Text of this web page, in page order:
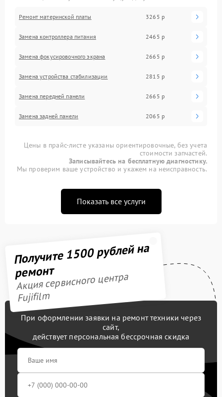
Ремонт материнской платы 3265 р
Замена контроллера питания 2465 р
Замена фокусировочного экрана 2665 р
Замена устройства стабилизации 2815 р
Замена передней панели 2665 р
Замена задней панели 2065 р
Цены в прайс-листе указаны ориентировочные, без учета
стоимости запчастей.
Записывайтесь на бесплатную диагностику.
Мы проверим ваше устройство и укажем на неисправность.
Показать все услуги
Получите 1500 рублей на
ремонт
Акция сервисного центра
Fujifilm
При оформлении заявки на ремонт техники через
сайт,
действует персональная бессрочная скидка